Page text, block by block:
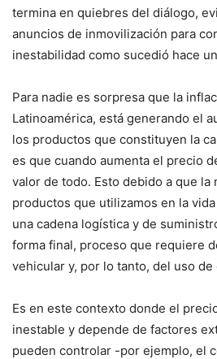
termina en quiebres del diálogo,
anuncios de inmovilización para
inestabilidad como sucedió hace
Para nadie es sorpresa que la
Latinoamérica, está generando el
los productos que constituyen la
es que cuando aumenta el precio
valor de todo. Esto debido a que la
productos que utilizamos en la
una cadena logística y de
forma final, proceso que requiere
vehicular y, por lo tanto, del uso
Es en este contexto donde el
inestable y depende de factores
pueden controlar -por ejemplo, el